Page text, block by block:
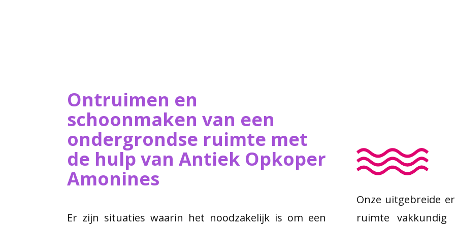
Ontruimen en
schoonmaken van een
ondergrondse ruimte met
de hulp van ​Antiek Opkoper
Amonines
Er zijn situaties waarin het noodzakelijk is om een
Onze uitgebreide
ruimte